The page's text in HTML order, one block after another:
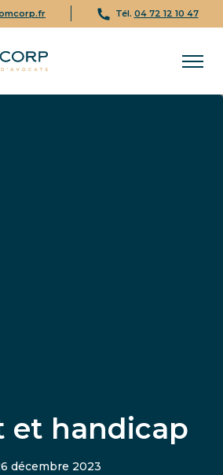
Tél. 04 72 12 10 47
et handicap
décembre 2023